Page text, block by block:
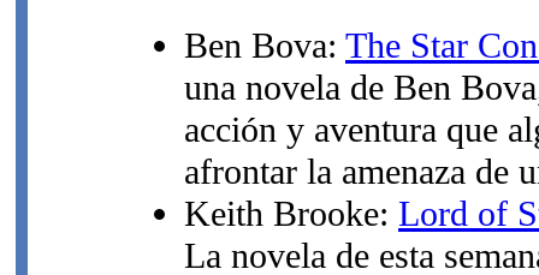
Ben Bova: The Star
una novela de Ben
acción y aventura que
afrontar la amenaza de
Keith Brooke: Lord of
La novela de esta